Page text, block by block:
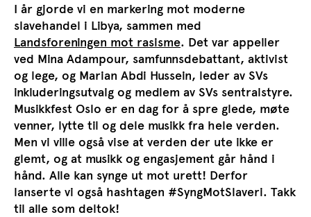
I år gjorde vi en markering mot moderne
slavehandel i Libya, sammen med
Landsforeningen mot rasisme. Det var appeller
ved Mina Adampour, samfunnsdebattant, aktivist
og lege, og Marian Abdi Hussein, leder av SVs
inkluderingsutvalg og medlem av SVs sentralstyre.
Musikkfest Oslo er en dag for å spre glede, møte
venner, lytte til og dele musikk fra hele verden.
Men vi ville også vise at verden der ute ikke er
glemt, og at musikk og engasjement går hånd i
hånd. Alle kan synge ut mot urett! Derfor
lanserte vi også hashtagen #SyngMotSlaveri. Takk
til alle som deltok!